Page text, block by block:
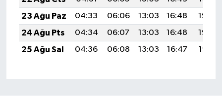
23 Ağu Paz
04:33 06:06 13:03 16:48
19:50
24 Ağu Pts
04:34 06:07 13:03 16:48
19:49
25 Ağu Sal
04:36 06:08 13:03 16:47 19:47